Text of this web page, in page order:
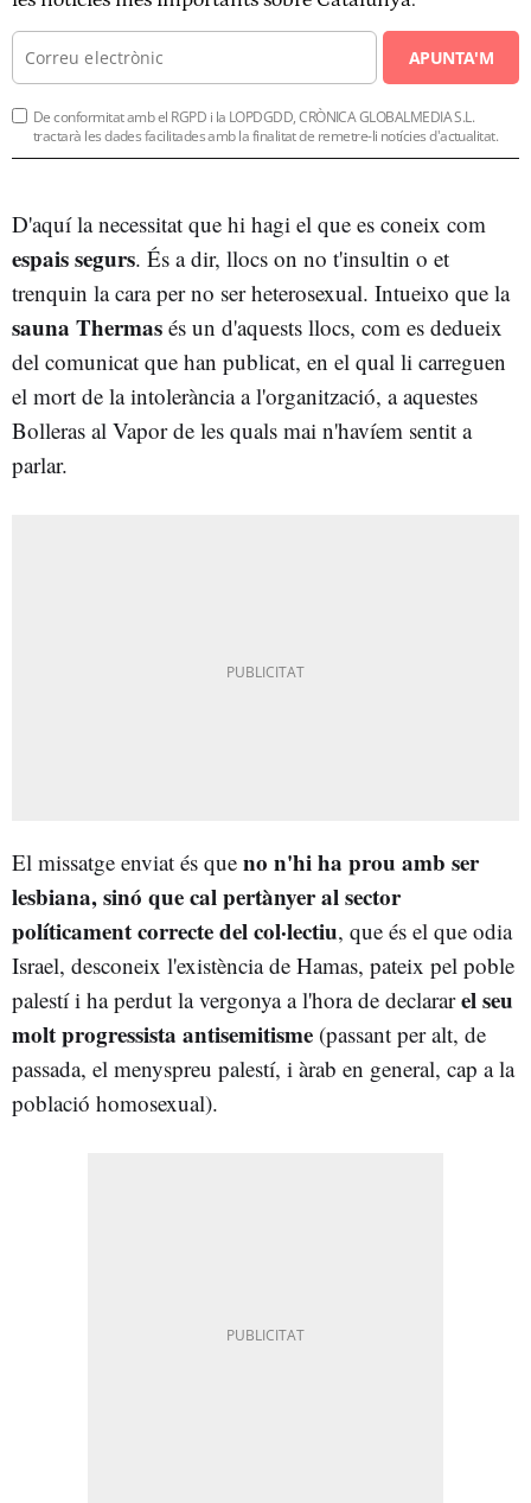
APUNTA'M
De conformitat amb el RGPD i la LOPDGDD, CRÒNICA GLOBALMEDIA S.L.
tractarà les dades facilitades amb la finalitat de remetre-li notícies d'actualitat.
D'aquí la necessitat que hi hagi el que es coneix com
espais segurs. És a dir, llocs on no t'insultin o et
trenquin la cara per no ser heterosexual. Intueixo que la
sauna Thermas és un d'aquests llocs, com es dedueix
del comunicat que han publicat, en el qual li carreguen
el mort de la intolerància a l'organització, a aquestes
Bolleras al Vapor de les quals mai n'havíem sentit a
parlar.
El missatge enviat és que no n'hi ha prou amb ser
lesbiana, sinó que calpertànyer al sector
políticament correcte del col·lectiu, que és el que odia
Israel, desconeix l'existència de Hamas, pateix pel poble
palestí i ha perdut la vergonya a l'hora de declararel seu
molt progressista antisemitisme (passant per alt, de
passada, el menyspreu palestí, i àrab en general, cap a la
població homosexual).